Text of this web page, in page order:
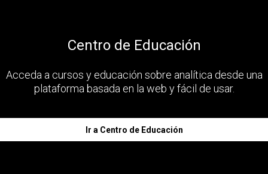
Centro de Educación
Acceda a cursos y educación sobre analítica desde una
plataforma basada en la web y fácil de usar.
Ir a Centro de Educación